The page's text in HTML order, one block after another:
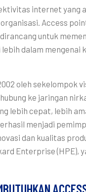
internet yang
Access
untuk
dalam mengenai
oleh sekelompok
ke jaringan
lebih cepat, lebih
menjadi
dan kualitas
Enterprise (HPE),